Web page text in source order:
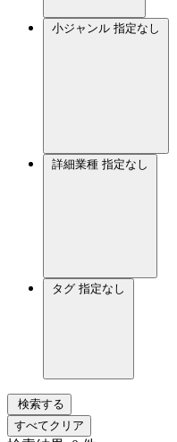
小ジャンル 指定なし
詳細業種 指定なし
タグ 指定なし
検索する
すべてクリア